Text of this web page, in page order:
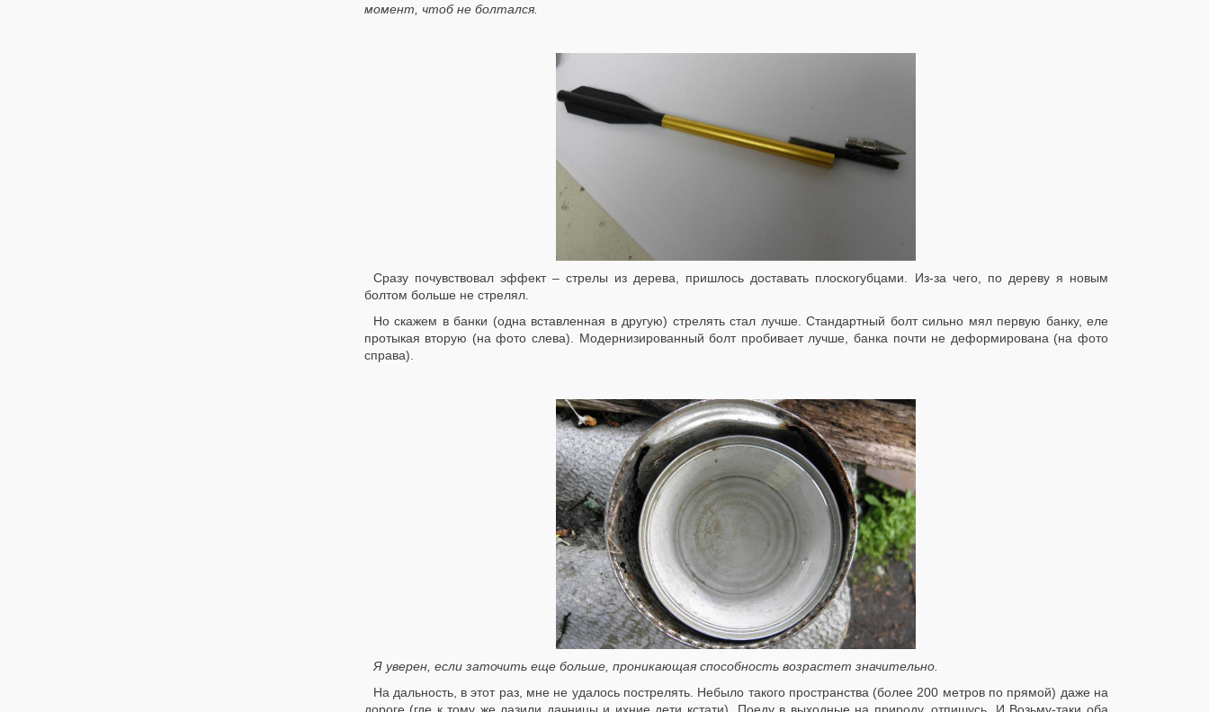
момент, чтоб не болтался.
Сразу почувствовал эффект – стрелы из дерева, пришлось доставать плоскогубцами. Из-за чего, по дереву я новым
болтом больше не стрелял.
Но скажем в банки (одна вставленная в другую) стрелять стал лучше. Стандартный болт сильно мял первую банку, еле
протыкая вторую (на фото слева). Модернизированный болт пробивает лучше, банка почти не деформирована (на фото
справа).
Я уверен, если заточить еще больше, проникающая способность возрастет значительно.
На дальность, в этот раз, мне не удалось пострелять. Небыло такого пространства (более 200 метров по прямой) даже на
дороге (где к тому же лазили дачницы и ихние дети кстати). Поеду в выходные на природу, отпишусь. И Возьму-таки оба